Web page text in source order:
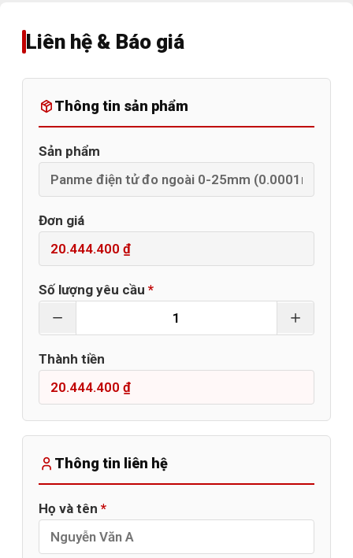
Liên hệ & Báo giá
Thông tin sản phẩm
Sản phẩm
Đơn giá
Số lượng yêu cầu *
Thành tiền
Thông tin liên hệ
Họ và tên *